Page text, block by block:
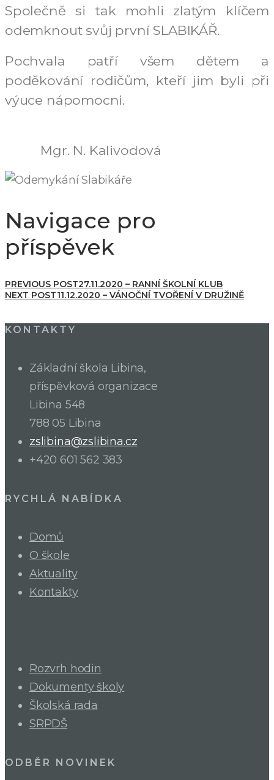
Společně si tak mohli zlatým klíčem
odemknout svůj první SLABIKÁŘ.
Pochvala patří všem dětem a
poděkování rodičům, kteří jim byli při
výuce nápomocni.
Mgr. N. Kalivodová
Navigace pro
příspěvek
PREVIOUS POST27.11.2020 – RANNÍ ŠKOLNÍ KLUB
NEXT POST11.12.2020 – VÁNOČNÍ TVOŘENÍ V DRUŽINĚ
KONTAKTY
Základní škola Libina,
příspěvková organizace
Libina 548
788 05 Libina
zslibina@zslibina.cz
+420 601 562 383
RYCHLÁ NABÍDKA
Domů
O škole
Aktuality
Kontakty
Rozvrh hodin
Dokumenty školy
Školská rada
SRPDŠ
ODBĚR NOVINEK